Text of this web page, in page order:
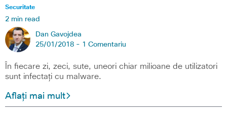
Securitate
2 min read
Dan Gavojdea
25/01/2018 - 1 Comentariu
În fiecare zi, zeci, sute, uneori chiar milioane de utilizatori
sunt infectați cu malware.
Aflați mai mult